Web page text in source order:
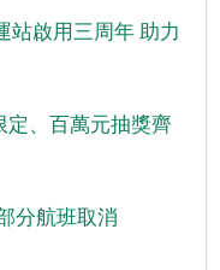
站啟用三周年 助力
、百萬元抽獎齊
分航班取消